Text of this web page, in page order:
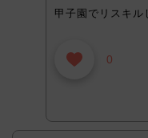
甲子園でリスキ
0